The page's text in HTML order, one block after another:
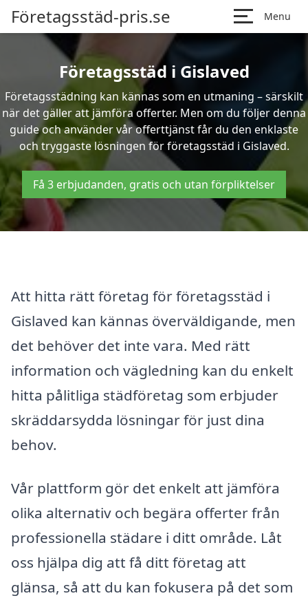
Företagsstäd-pris.se Menu
Företagsstäd i Gislaved
Företagsstädning kan kännas som en utmaning – särskilt
när det gäller att jämföra offerter. Men om du följer denna
guide och använder vår offerttjänst får du den enklaste
och tryggaste lösningen för företagsstäd i Gislaved.
Få 3 erbjudanden, gratis och utan förpliktelser
Att hitta rätt företag för företagsstäd i
Gislaved kan kännas överväldigande, men
det behöver det inte vara. Med rätt
information och vägledning kan du enkelt
hitta pålitliga städföretag som erbjuder
skräddarsydda lösningar för just dina
behov.
Vår plattform gör det enkelt att jämföra
olika alternativ och begära offerter från
professionella städare i ditt område. Låt
oss hjälpa dig att få ditt företag att
glänsa, så att du kan fokusera på det som